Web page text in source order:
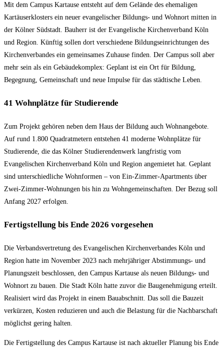
Mit dem Campus Kartause entsteht auf dem Gelände des ehemaligen
Kartäuserklosters ein neuer evangelischer Bildungs- und Wohnort mitten in
der Kölner Südstadt. Bauherr ist der Evangelische Kirchenverband Köln
und Region. Künftig sollen dort verschiedene Bildungseinrichtungen des
Kirchenverbandes ein gemeinsames Zuhause finden. Der Campus soll aber
mehr sein als ein Gebäudekomplex: Geplant ist ein Ort für Bildung,
Begegnung, Gemeinschaft und neue Impulse für das städtische Leben.
41 Wohnplätze für Studierende
Zum Projekt gehören neben dem Haus der Bildung auch Wohnangebote.
Auf rund 1.800 Quadratmetern entstehen 41 moderne Wohnplätze für
Studierende, die das Kölner Studierendenwerk langfristig vom
Evangelischen Kirchenverband Köln und Region angemietet hat. Geplant
sind unterschiedliche Wohnformen – von Ein-Zimmer-Apartments über
Zwei-Zimmer-Wohnungen bis hin zu Wohngemeinschaften. Der Bezug soll
Anfang 2027 erfolgen.
Fertigstellung bis Ende 2026 vorgesehen
Die Verbandsvertretung des Evangelischen Kirchenverbandes Köln und
Region hatte im November 2023 nach mehrjähriger Abstimmungs- und
Planungszeit beschlossen, den Campus Kartause als neuen Bildungs- und
Wohnort zu bauen. Die Stadt Köln hatte zuvor die Baugenehmigung erteilt.
Realisiert wird das Projekt in einem Bauabschnitt. Das soll die Bauzeit
verkürzen, Kosten reduzieren und auch die Belastung für die Nachbarschaft
möglichst gering halten.
Die Fertigstellung des Campus Kartause ist nach aktueller Planung bis Ende